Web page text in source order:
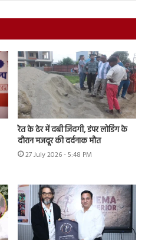
रेत के ढेर में दबी जिंदगी, डंपर लोडिंग के
दौरान मजदूर की दर्दनाक मौत
27 July 2026 - 5:48 PM